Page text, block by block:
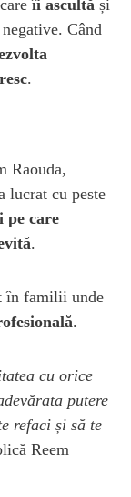
careîi ascultă și
Când
.
Raouda,
lucrat cu peste
pe care
.
în familii unde
.
cu orice
putere
refaci și să te
Reem